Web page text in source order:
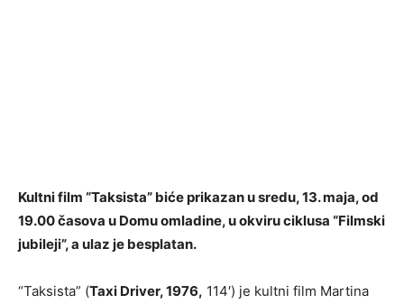
Kultni film “Taksista” biće prikazan u sredu, 13. maja, od
19.00 časova u Domu omladine, u okviru ciklusa “Filmski
jubileji”, a ulaz je besplatan.
“Taksista” (Taxi Driver, 1976, 114′) je kultni film Martina